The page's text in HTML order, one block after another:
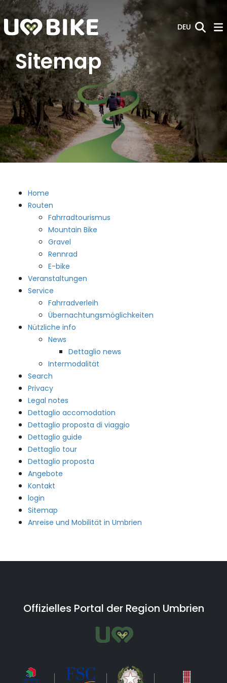
Zum Hauptinhalt springen
DEU
Sitemap
Home
Routen
Fahrradtourismus
Mountain Bike
Gravel
Rennrad
E-bike
Veranstaltungen
Service
Fahrradverleih
Übernachtungsmöglichkeiten
Nützliche info
News
Dettaglio news
Intermodalität
Search
Privacy
Legal notes
Dettaglio accomodation
Dettaglio proposta di viaggio
Dettaglio guide
Dettaglio tour
Dettaglio proposta
Angebote
Kontakt
login
Sitemap
Anreise und Mobilität in Umbrien
Offizielles Portal der Region Umbrien